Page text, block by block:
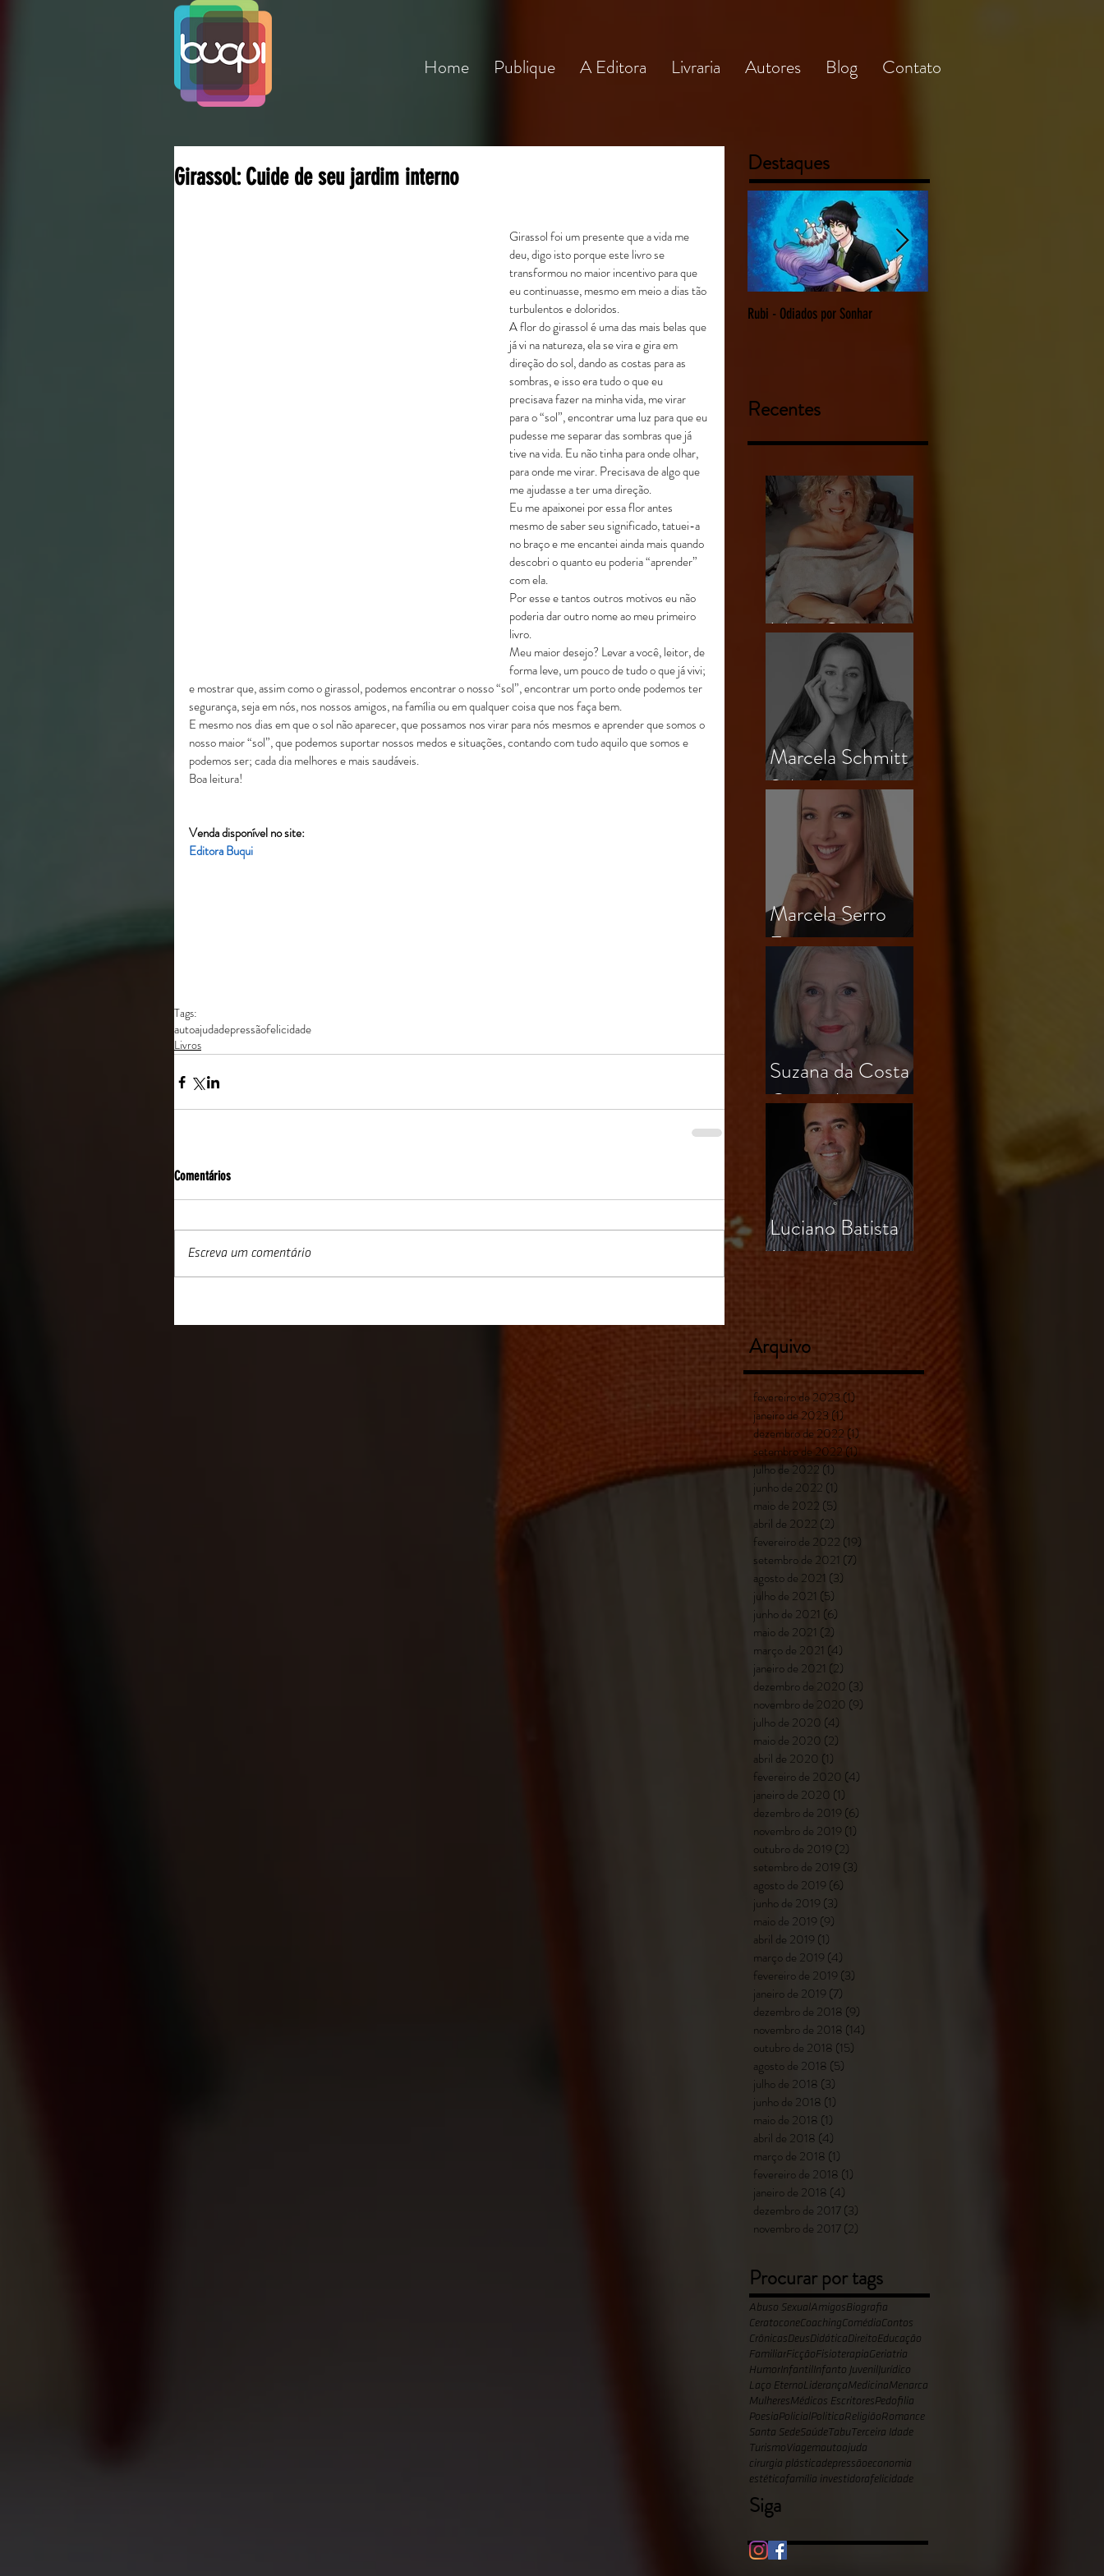
Home Publique A Editora Livraria Autores Blog Contato
Girassol: Cuide de seu jardim interno
Girassol foi um presente que a vida me
deu, digo isto porque este livro se
transformou no maior incentivo para que
eu continuasse, mesmo em meio a dias tão
turbulentos e doloridos.
A flor do girassol é uma das mais belas que
já vi na natureza, ela se vira e gira em
direção do sol, dando as costas para as
sombras, e isso era tudo o que eu
precisava fazer na minha vida, me virar
para o “sol”, encontrar uma luz para que eu
pudesse me separar das sombras que já
tive na vida. Eu não tinha para onde olhar,
para onde me virar. Precisava de algo que
me ajudasse a ter uma direção.
Eu me apaixonei por essa flor antes
mesmo de saber seu significado, tatuei-a
no braço e me encantei ainda mais quando
descobri o quanto eu poderia “aprender”
com ela.
Por esse e tantos outros motivos eu não
poderia dar outro nome ao meu primeiro
livro.
Meu maior desejo? Levar a você, leitor, de
forma leve, um pouco de tudo o que já vivi;
e mostrar que, assim como o girassol, podemos encontrar o nosso “sol”, encontrar um porto onde podemos ter
segurança, seja em nós, nos nossos amigos, na família ou em qualquer coisa que nos faça bem.
E mesmo nos dias em que o sol não aparecer, que possamos nos virar para nós mesmos e aprender que somos o
nosso maior “sol”, que podemos suportar nossos medos e situações, contando com tudo aquilo que somos e
podemos ser; cada dia melhores e mais saudáveis.
Boa leitura!
Venda disponível no site:
Editora Buqui
Tags:
autoajudadepressãofelicidade
Livros
Comentários
Escreva um comentário
Destaques
Rubi - Odiados por Sonhar
Recentes
Liliam Carmela
Marcela Schmitt
Salvador
Marcela Serro
Frasson
Suzana da Costa
Outeiral
Luciano Batista
Miranda
Arquivo
fevereiro de 2023 (1)
janeiro de 2023 (1)
dezembro de 2022 (1)
setembro de 2022 (1)1 post
julho de 2022 (1) 1 post
junho de 2022 (1)
maio de 2022 (5)
abril de 2022 (2)
fevereiro de 2022 (19)
setembro de 2021 (7)
agosto de 2021 (3)
julho de 2021 (5)
junho de 2021 (6)
maio de 2021 (2)
março de 2021 (4)
janeiro de 2021 (2)
dezembro de 2020 (3)
novembro de 2020 (9)
julho de 2020 (4)
maio de 2020 (2)
abril de 2020 (1)
fevereiro de 2020 (4)
janeiro de 2020 (1)
dezembro de 2019 (6)
novembro de 2019 (1)
outubro de 2019 (2)
setembro de 2019 (3)
agosto de 2019 (6)
junho de 2019 (3)
maio de 2019 (9)
abril de 2019 (1)
março de 2019 (4)
fevereiro de 2019 (3)
janeiro de 2019 (7)
dezembro de 2018 (9)
novembro de 2018 (14)
outubro de 2018 (15)
agosto de 2018 (5)
julho de 2018 (3)
junho de 2018 (1)
maio de 2018 (1)
abril de 2018 (4)
março de 2018 (1)
fevereiro de 2018 (1)
janeiro de 2018 (4)
dezembro de 2017(3)
novembro de 2017(2)
Procurar por tags
Abuso SexualAmigosBiografia
CeratoconeCoachingComédiaContos
CrônicasDeusDidáticaDireitoEducação
FamiliarFicçãoFisioterapiaGeriatria
HumorInfantilInfanto JuvenilJurídico
Laço EternoLiderançaMedicinaMenarca
MulheresMédicos EscritoresPedofilia
PoesiaPolicialPoliticaReligiãoRomance
Santa SedeSaúdeTabuTerceira Idade
Turismo Viagemautoajuda
cirurgia plásticadepressãoeconomia
estéticafamília investidorafelicidade
Siga